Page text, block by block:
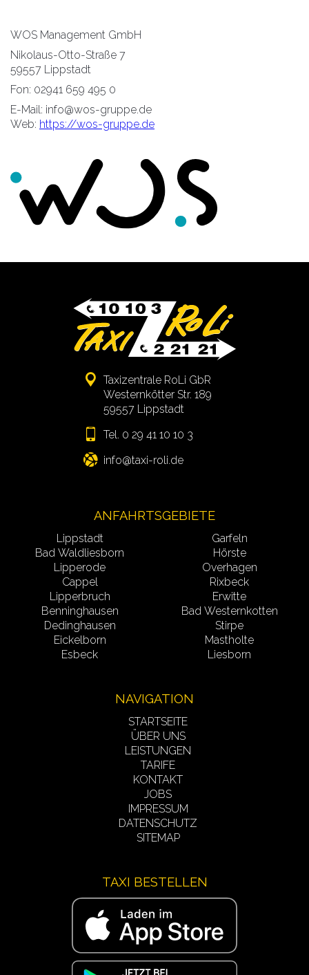
WOS Management GmbH
Nikolaus-Otto-Straße 7
59557 Lippstadt
Fon: 02941 659 495 0
E-Mail: info@wos-gruppe.de
Web: https://wos-gruppe.de
Taxizentrale RoLi GbR
Westernkötter Str. 189
59557 Lippstadt
Tel. 0 29 41 10 10 3
info
ANFAHRTSGEBIETE
Lippstadt
Bad Waldliesborn
Lipperode
Cappel
Lipperbruch
Benninghausen
Dedinghausen
Eickelborn
Esbeck
Garfeln
Hörste
Overhagen
Rixbeck
Erwitte
Bad Westernkotten
Stirpe
Mastholte
Liesborn
NAVIGATION
STARTSEITE
ÜBER UNS
LEISTUNGEN
TARIFE
KONTAKT
JOBS
IMPRESSUM
DATENSCHUTZ
SITEMAP
TAXI BESTELLEN